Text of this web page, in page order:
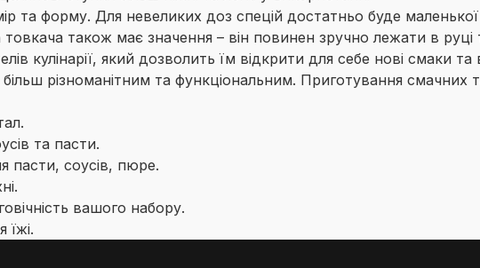
та форму. Для невеликих доз спецій достатньо буде
також має значення – він повинен зручно лежати в
кулінарії, який дозволить їм відкрити для себе нові смаки
різноманітним та функціональним. Приготування
та пасти.
пасти, соусів, пюре.
вашого набору.
їжі.